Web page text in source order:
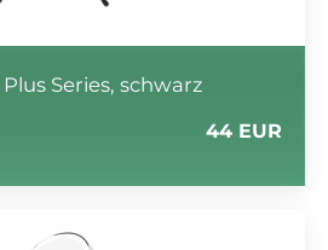
Series, schwarz
44 EUR